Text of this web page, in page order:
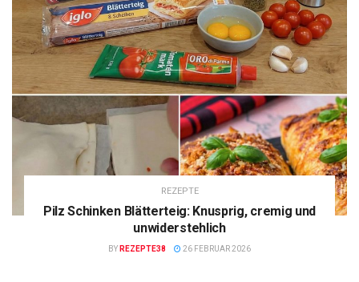
REZEPTE
Pilz Schinken Blätterteig: Knusprig, cremig und
unwiderstehlich
BY REZEPTE38 26 FEBRUAR 2026